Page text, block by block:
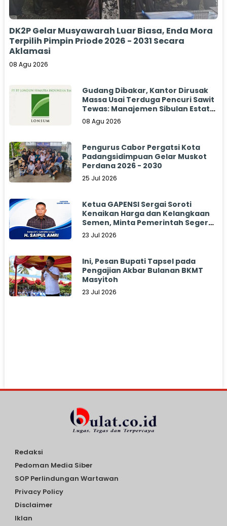
DK2P Gelar Musyawarah Luar Biasa, Enda Mora
Terpilih Pimpin Priode 2026 - 2031 Secara
Aklamasi
08 Agu 2026
Gudang Dibakar, Kantor Dirusak
Massa Usai Terduga Pencuri Sawit
Tewas: Manajemen Sibulan Estate
Bungkam
08 Agu 2026
Pengurus Cabor Pergatsi Kota
Padangsidimpuan Gelar Muskot
Perdana 2026 - 2030
25 Jul 2026
Ketua GAPENSI Sergai Soroti
Kenaikan Harga dan Kelangkaan
Semen, Minta Pemerintah Segera
Bertindak
23 Jul 2026
Ini, Pesan Bupati Tapsel pada
Pengajian Akbar Bulanan BKMT
Masyitoh
23 Jul 2026
Redaksi
Pedoman Media Siber
SOP Perlindungan Wartawan
Privacy Policy
Disclaimer
Iklan